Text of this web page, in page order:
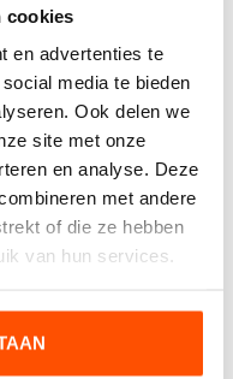
cookies
en advertenties te
media te bieden
Ook delen we
site met onze
en analyse. Deze
met andere
of die ze hebben
van hun services.
meer weten?